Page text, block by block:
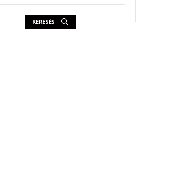
KERESÉS